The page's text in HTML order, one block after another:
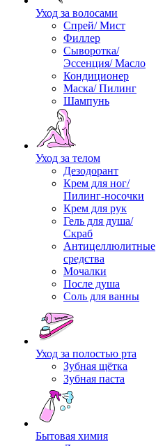
Уход за волосами
Спрей/ Мист
Филлер
Сыворотка/
Эссенция/ Масло
Кондиционер
Маска/ Пилинг
Шампунь
Уход за телом
Дезодорант
Крем для ног/
Пилинг-носочки
Крем для рук
Гель для душа/
Скраб
Антицеллюлитные
средства
Мочалки
После душа
Соль для ванны
Уход за полостью рта
Зубная щётка
Зубная паста
Бытовая химия